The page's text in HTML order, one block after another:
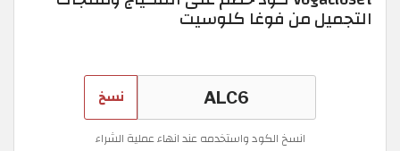
التجميل من فوغا كلوسيت
نسخ
انسخ الكود واستخدمه عند انهاء عملية الشراء